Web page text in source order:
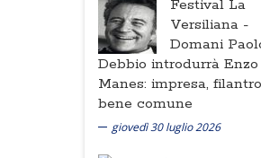
Festival La
Versiliana -
Domani
Debbio introdurrà Enzo
Manes: impresa,
bene comune
giovedì 30 luglio 2026